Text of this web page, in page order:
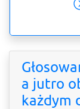
a jutro
każdym